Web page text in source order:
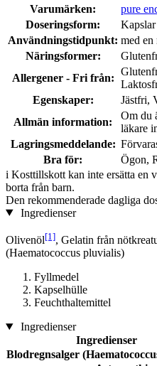
Varumärken:
pure
Doseringsform:
Kapslar
Användningstidpunkt: med en
Näringsformer:
Allergener - Fri från:
Egenskaper:
Jästfri,
Allmän information:
Om du
läkare
Lagringsmeddelande:
Bra för:
Ögon,
i Kosttillskott kan inte ersätta en
borta från barn.
Den rekommenderade dagliga
Ingredienser
Olivenöl[1], Gelatin från
(Haematococcus pluvialis)
Fyllmedel
Kapselhülle
Feuchthaltemittel
Ingredienser
Ingredienser
Blodregnsalger